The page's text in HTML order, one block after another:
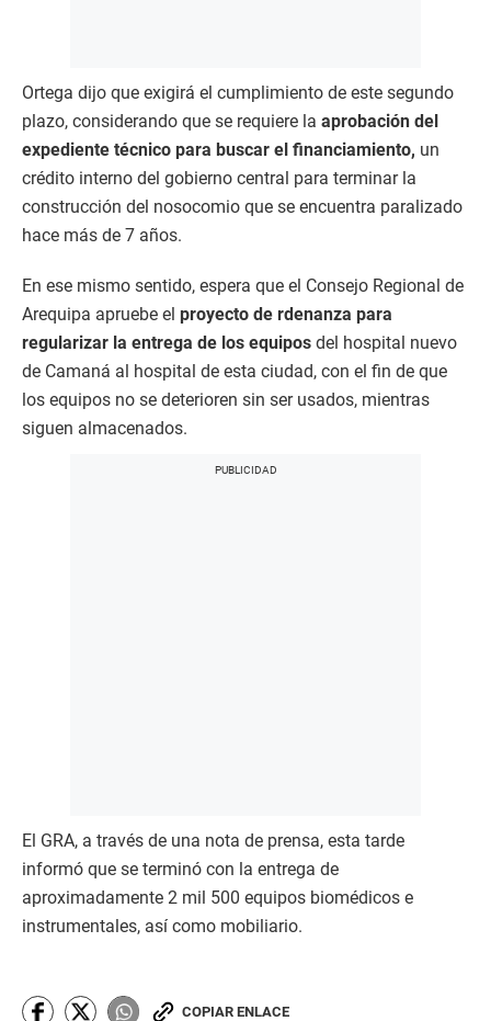
Ortega dijo que exigirá el cumplimiento de este segundo
plazo, considerando que se requiere la aprobación del
expediente técnico para buscar el financiamiento, un
crédito interno del gobierno central para terminar la
construcción del nosocomio que se encuentra paralizado
hace más de 7 años.
En ese mismo sentido, espera que el Consejo Regional de
Arequipa apruebe el proyecto de rdenanza para
regularizar la entrega de los equipos del hospital nuevo
de Camaná al hospital de esta ciudad, con el fin de que
los equipos no se deterioren sin ser usados, mientras
siguen almacenados.
El GRA, a través de una nota de prensa, esta tarde
informó que se terminó con la entrega de
aproximadamente 2 mil 500 equipos biomédicos e
instrumentales, así como mobiliario.
COPIAR ENLACE